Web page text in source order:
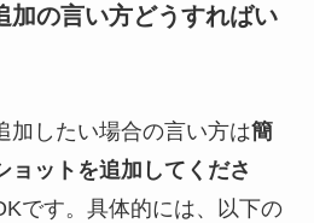
加の言い方どうすればい
加したい場合の言い方は簡
ョットを追加してくださ
です。具体的には、以下の